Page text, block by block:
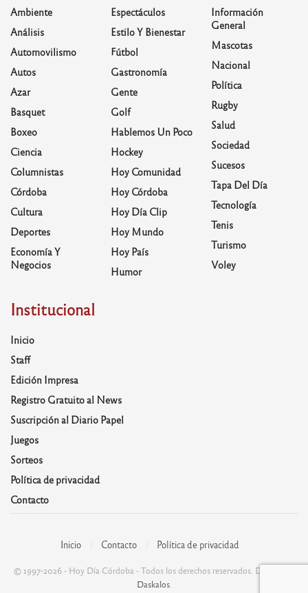
Ambiente
Análisis
Automovilismo
Autos
Azar
Basquet
Boxeo
Ciencia
Columnistas
Córdoba
Cultura
Deportes
Economía Y
Negocios
Espectáculos
Estilo Y Bienestar
Fútbol
Gastronomía
Gente
Golf
Hablemos Un Poco
Hockey
Hoy Comunidad
Hoy Córdoba
Hoy Día Clip
Hoy Mundo
Hoy País
Humor
Información
General
Mascotas
Nacional
Política
Rugby
Salud
Sociedad
Sucesos
Tapa Del Día
Tecnología
Tenis
Turismo
Voley
Institucional
Inicio
Staff
Edición Impresa
Registro Gratuito al News
Suscripción al Diario Papel
Juegos
Sorteos
Política de privacidad
Contacto
Inicio Contacto Política de privacidad
© 1997-2026 - Hoy Día Córdoba - Todos los derechos reservados. Desarrolla:
Daskalos.